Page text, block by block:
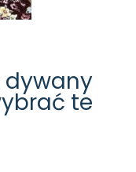
dywany
te